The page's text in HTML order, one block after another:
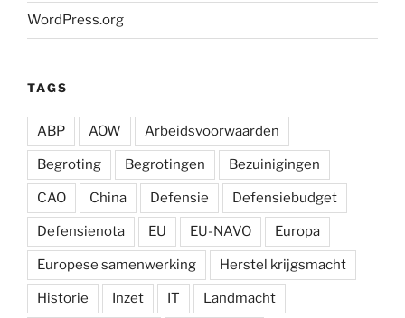
WordPress.org
TAGS
ABP AOW Arbeidsvoorwaarden
Begroting Begrotingen Bezuinigingen
CAO China Defensie Defensiebudget
Defensienota EU EU-NAVO Europa
Europese samenwerking Herstel krijgsmacht
Historie Inzet IT Landmacht